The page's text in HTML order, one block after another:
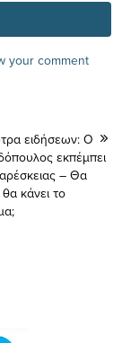
your comment
ειδήσεων: Ο
εκπέμπει
– Θα
θα κάνει το